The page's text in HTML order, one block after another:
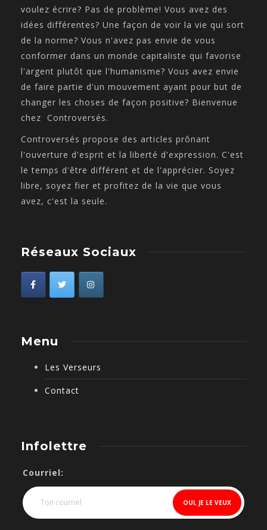
voulez écrire? Pas de problème! Vous avez des
idées différentes? Une façon de voir la vie qui sort
de la norme? Vous n'avez pas envie de vous
conformer dans un monde capitaliste qui favorise
l'argent plutôt que l'humanisme? Vous avez envie
de faire partie d'un mouvement ayant pour but de
changer les choses de façon positive? Bienvenue
chez Controversés.
Controversés propose des articles prônant
l'ouverture d'esprit et la liberté d'expression. C'est
le temps d'être différent et de l'apprécier. Soyez
libre, soyez fier et profitez de la vie que vous
avez, c'est la seule.
Réseaux Sociaux
Menu
Les Verseurs
Contact
Infolettre
Courriel: